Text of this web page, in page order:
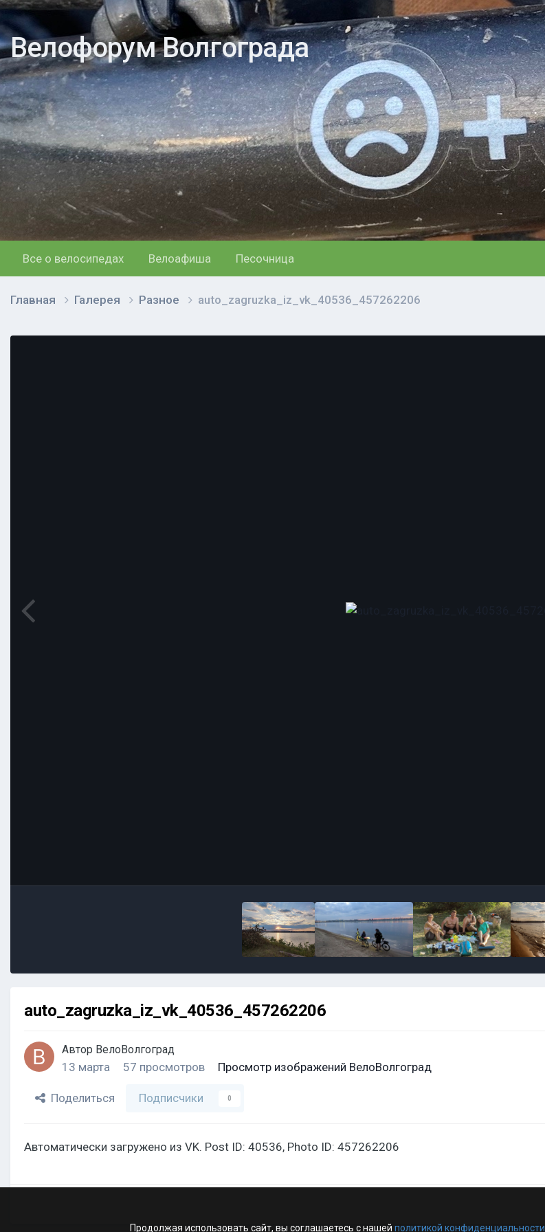
Велофорум Волгограда
Все о велосипедах Велоафиша Песочница
Главная Галерея Разное auto_zagruzka_iz_vk_40536_457262206
auto_zagruzka_iz_vk_40536_457262206
Автор ВелоВолгоград
13 марта 57 просмотров Просмотр изображений ВелоВолгоград
Поделиться Подписчики 0
Автоматически загружено из VK. Post ID: 40536, Photo ID: 457262206
Продолжая использовать сайт, вы соглашаетесь с нашей политикой конфиденциальности